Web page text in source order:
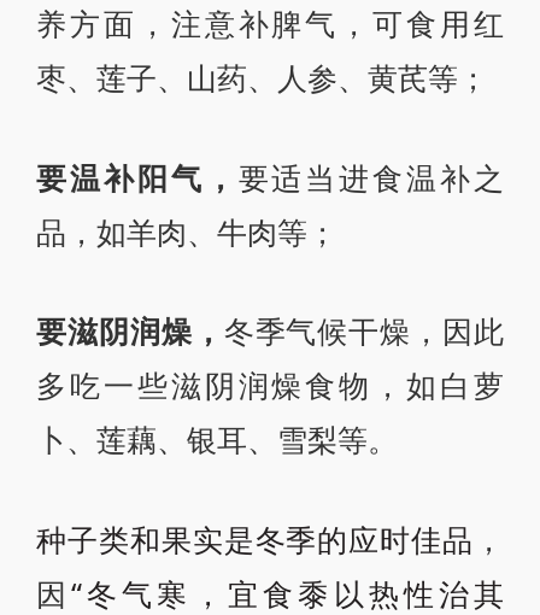
养方面，注意补脾气，可食用红
枣、莲子、山药、人参、黄芪等；
要温补阳气， 要适当进食温补之
品，如羊肉、牛肉等；
要滋阴润燥， 冬季气候干燥，因此
多吃一些滋阴润燥食物，如白萝
卜、莲藕、银耳、雪梨等。
种子类和果实是冬季的应时佳品 ，
因“冬气寒，宜食黍以热性治其